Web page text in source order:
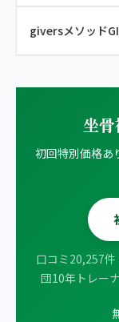
giversメソッド
坐
初回特別価格あ
口コミ20,257
団10年トレー